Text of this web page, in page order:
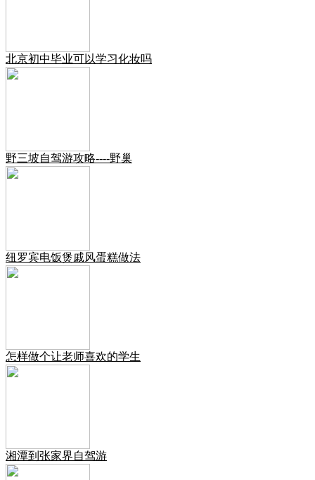
北京初中毕业可以学习化妆吗
野三坡自驾游攻略----野巢
纽罗宾电饭煲戚风蛋糕做法
怎样做个让老师喜欢的学生
湘潭到张家界自驾游